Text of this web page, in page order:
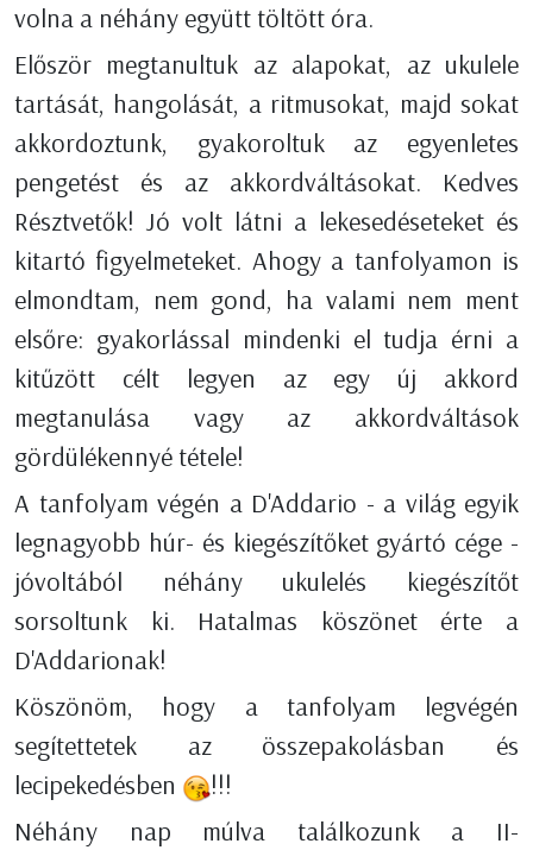
volna a néhány együtt töltött óra.
Először megtanultuk az alapokat, az ukulele
tartását, hangolását, a ritmusokat, majd sokat
akkordoztunk, gyakoroltuk az egyenletes
pengetést és az akkordváltásokat. Kedves
Résztvetők! Jó volt látni a lekesedéseteket és
kitartó figyelmeteket. Ahogy a tanfolyamon is
elmondtam, nem gond, ha valami nem ment
elsőre: gyakorlással mindenki el tudja érni a
kitűzött célt legyen az egy új akkord
megtanulása vagy az akkordváltások
gördülékennyé tétele!
A tanfolyam végén a D'Addario - a világ egyik
legnagyobb húr- és kiegészítőket gyártó cége -
jóvoltából néhány ukulelés kiegészítőt
sorsoltunk ki. Hatalmas köszönet érte a
D'Addarionak!
Köszönöm, hogy a tanfolyam legvégén
segítettetek az összepakolásban és
lecipekedésben
!!!
Néhány nap múlva találkozunk a II-